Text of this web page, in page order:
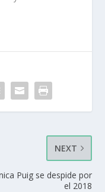
NEXT
Puig se despide por
el 2018